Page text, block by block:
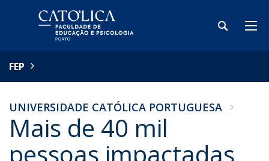
FEP
UNIVERSIDADE CATÓLICA PORTUGUESA
Mais de 40 mil
pessoas impactadas